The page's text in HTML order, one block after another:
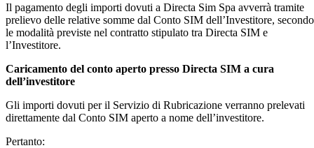
Il pagamento degli importi dovuti a Directa Sim Spa avverrà tramite
prelievo delle relative somme dal Conto SIM dell’Investitore, secondo
le modalità previste nel contratto stipulato tra Directa SIM e
l’Investitore.
Caricamento del conto aperto presso Directa SIM a cura
dell’investitore
Gli importi dovuti per il Servizio di Rubricazione verranno prelevati
direttamente dal Conto SIM aperto a nome dell’investitore.
Pertanto: